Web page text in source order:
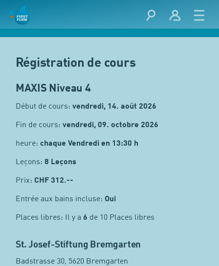
Régistration de cours
MAXIS Niveau 4
Début de cours: vendredi, 14. août 2026
Fin de cours: vendredi, 09. octobre 2026
heure: chaque Vendredi en 13:30 h
Leçons: 8 Leçons
Prix: CHF 312.--
Entrée aux bains incluse: Oui
Places libres: Il y a 6 de 10 Places libres
St. Josef-Stiftung Bremgarten
Badstrasse 30, 5620 Bremgarten